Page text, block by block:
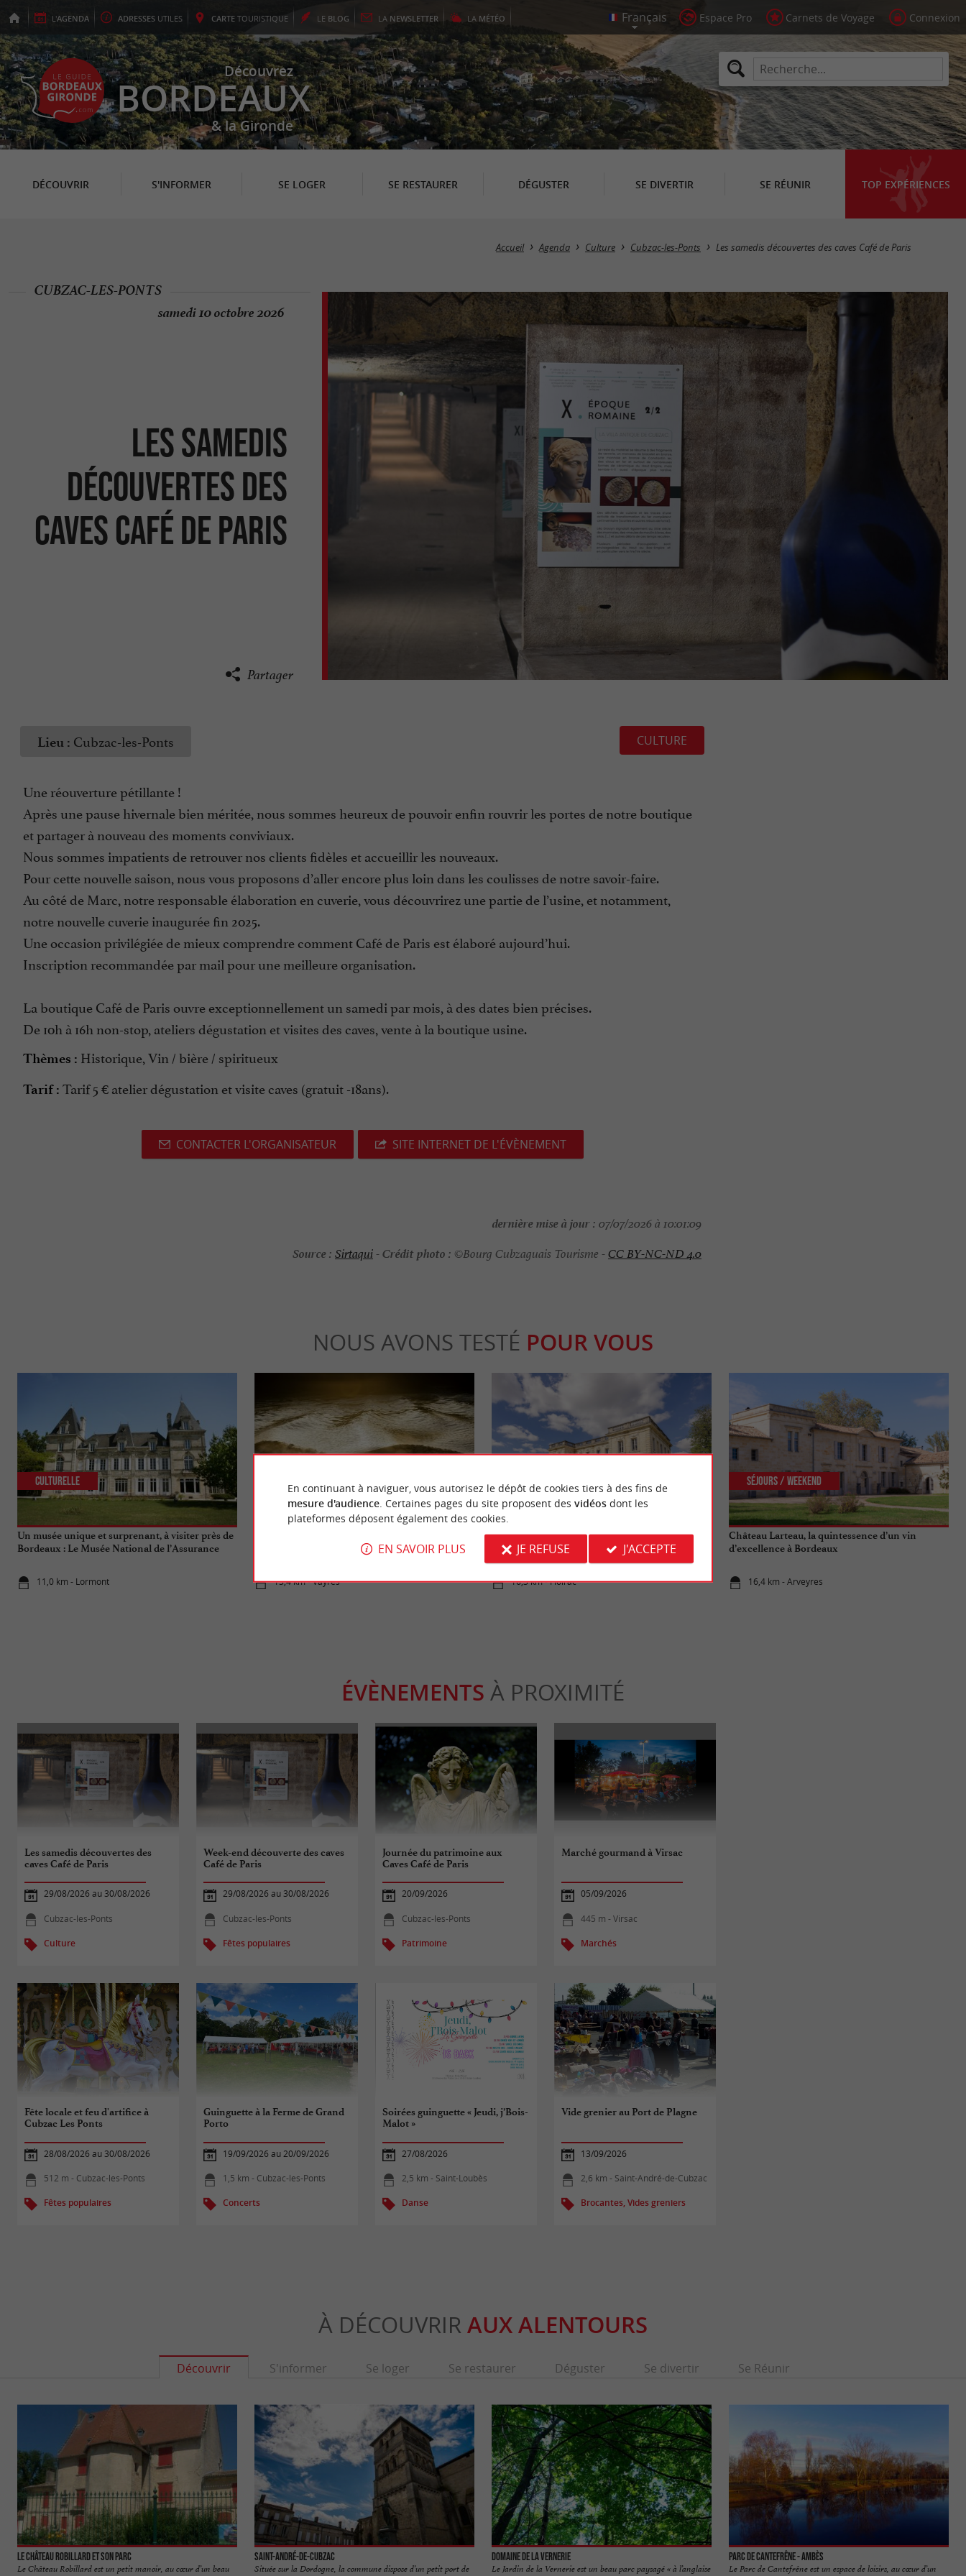
L'AGENDA ADRESSES UTILES CARTE TOURISTIQUE LE BLOG LA NEWSLETTER LA MÉTÉO Espace Pro Carnets de Voyage Connexion
Découvrez
BORDEAUX
& la Gironde
DÉCOUVRIR S'INFORMER SE LOGER SE RESTAURER DÉGUSTER SE DIVERTIR SE RÉUNIR TOP EXPÉRIENCES
Accueil Agenda Culture Cubzac-les-Ponts Les samedis découvertes des caves Café de Paris
Les samedis
découvertes des
caves Café de Paris
CUBZAC-LES-PONTS
samedi 10 octobre 2026
Partager
Lieu : Cubzac-les-Ponts CULTURE
Une réouverture pétillante !
Après une pause hivernale bien méritée, nous sommes heureux de pouvoir enfin rouvrir les portes de notre boutique
et partager à nouveau des moments conviviaux.
Nous sommes impatients de retrouver nos clients fidèles et accueillir les nouveaux.
Pour cette nouvelle saison, nous vous proposons d’aller encore plus loin dans les coulisses de notre savoir-faire.
Au côté de Marc, notre responsable élaboration en cuverie, vous découvrirez une partie de l’usine, et notamment,
notre nouvelle cuverie inaugurée fin 2025.
Une occasion privilégiée de mieux comprendre comment Café de Paris est élaboré aujourd’hui.
Inscription recommandée par mail pour une meilleure organisation.
La boutique Café de Paris ouvre exceptionnellement un samedi par mois, à des dates bien précises.
De 10h à 16h non-stop, ateliers dégustation et visites des caves, vente à la boutique usine.
Thèmes : Historique, Vin / bière / spiritueux
Tarif : Tarif 5 € atelier dégustation et visite caves (gratuit -18ans).
CONTACTER L'ORGANISATEUR SITE INTERNET DE L'ÉVÈNEMENT
dernière mise à jour : 07/07/2026 à 10:01:09
Source : Sirtaqui-Crédit photo : ©Bourg Cubzaguais Tourisme -CC BY-NC-ND 4.0
NOUS AVONS TESTÉ POUR VOUS
Un musée unique et surprenant, à visiter près de
Bordeaux : Le Musée National de l’Assurance
11,0 km - Lormont
Culturelle
13,4 km - Vayres
Château la Chèze, un hôtel-restaurant 3* de
prestige aux portes de Bordeaux
16,3 km - Floirac
Château Larteau, la quintessence d’un vin
d’excellence à Bordeaux
16,4 km - Arveyres
Séjours / Weekend
ÉVÈNEMENTS À PROXIMITÉ
Les samedis découvertes des
caves Café de Paris
29/08/2026 au 30/08/2026
Cubzac-les-Ponts
Culture
Week-end découverte des caves
Café de Paris
29/08/2026 au 30/08/2026
Cubzac-les-Ponts
Fêtes populaires
Journée du patrimoine aux
Caves Café de Paris
20/09/2026
Cubzac-les-Ponts
Patrimoine
Marché gourmand à Virsac
05/09/2026
445 m - Virsac
Marchés
Fête locale et feu d'artifice à
Cubzac Les Ponts
28/08/2026 au 30/08/2026
512 m - Cubzac-les-Ponts
Fêtes populaires
Guinguette à la Ferme de Grand
Porto
19/09/2026 au 20/09/2026
1,5 km - Cubzac-les-Ponts
Concerts
Soirées guinguette « Jeudi, j’Bois-
Malot »
27/08/2026
2,5 km - Saint-Loubès
Danse
Vide grenier au Port de Plagne
13/09/2026
2,6 km - Saint-André-de-Cubzac
Brocantes, Vides greniers
À DÉCOUVRIR AUX ALENTOURS
Découvrir S'informer Se loger Se restaurer Déguster Se divertir Se Réunir
Le Château Robillard et son parc
Le Château Robillard est un petit manoir, au cœur d’un beau
Saint-André-de-Cubzac
Située sur la Dordogne, la commune dispose d’un petit port de
Domaine de la Vernerie
Le Jardin de la Vernerie est un beau parc paysagé « à l’anglaise
Parc de Cantefrêne - Ambès
Le Parc de Cantefrêne est un espace de loisirs, au cœur d’un
En continuant à naviguer, vous autorisez le dépôt de cookies tiers à des fins de
mesure d'audience. Certaines pages du site proposent des vidéosdont les
plateformes déposent également des cookies.
EN SAVOIR PLUS JE REFUSE J'ACCEPTE